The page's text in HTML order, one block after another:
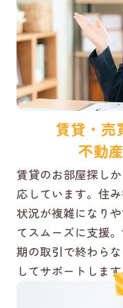
賃貸・売
不動
賃貸のお部屋探し
応しています。住
状況が複雑になり
てスムーズに支援
期の取引で終わら
してサポートしま